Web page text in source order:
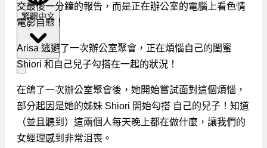
繁體中文
交最後一分鐘的報告，而是正在辦公室的電腦上看色情
電影自慰！
Arisa 逃避了一次辦公室聚會，正在煩惱自己的閨蜜
Shiori 和自己兒子勾搭在一起的狀況！
在鴿了一次辦公室聚會後，她開始嘗試面對這個煩惱，
部分起因是她的姊妹 Shiori 開始勾搭 自己的兒子！知道
（並且聽到）這兩個人每天晚上都在做什麼，讓我們的
女經理感到非常沮喪。